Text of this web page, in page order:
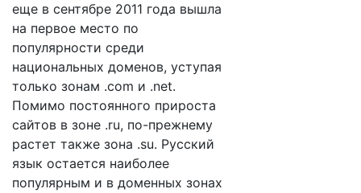
еще в сентябре 2011 года вышла
на первое место по
популярности среди
национальных доменов, уступая
только зонам .com и .net.
Помимо постоянного прироста
сайтов в зоне .ru, по-прежнему
растет также зона .su. Русский
язык остается наиболее
популярным и в доменных зонах